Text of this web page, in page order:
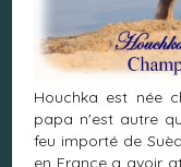
Houchka est née
papa n'est autre
feu importé de
en France a avoir